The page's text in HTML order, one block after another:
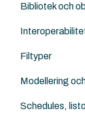
Attribut
Work
Migration
Felsökning
Rutiner
Other
Bibliotek och
Externa
Archicad
IFC generellt
Archicad
Filtyper
PDF
DXF/DWG
Modellering
Archicad
Schedules,